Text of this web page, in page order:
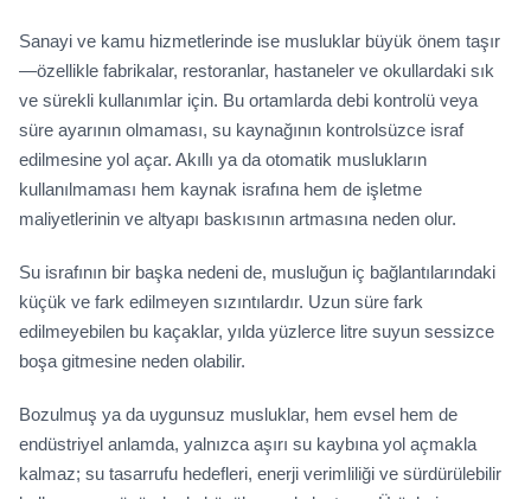
Sanayi ve kamu hizmetlerinde ise musluklar büyük önem taşır
—özellikle fabrikalar, restoranlar, hastaneler ve okullardaki sık
ve sürekli kullanımlar için. Bu ortamlarda debi kontrolü veya
süre ayarının olmaması, su kaynağının kontrolsüzce israf
edilmesine yol açar. Akıllı ya da otomatik muslukların
kullanılmaması hem kaynak israfına hem de işletme
maliyetlerinin ve altyapı baskısının artmasına neden olur.
Su israfının bir başka nedeni de, musluğun iç bağlantılarındaki
küçük ve fark edilmeyen sızıntılardır. Uzun süre fark
edilmeyebilen bu kaçaklar, yılda yüzlerce litre suyun sessizce
boşa gitmesine neden olabilir.
Bozulmuş ya da uygunsuz musluklar, hem evsel hem de
endüstriyel anlamda, yalnızca aşırı su kaybına yol açmakla
kalmaz; su tasarrufu hedefleri, enerji verimliliği ve sürdürülebilir